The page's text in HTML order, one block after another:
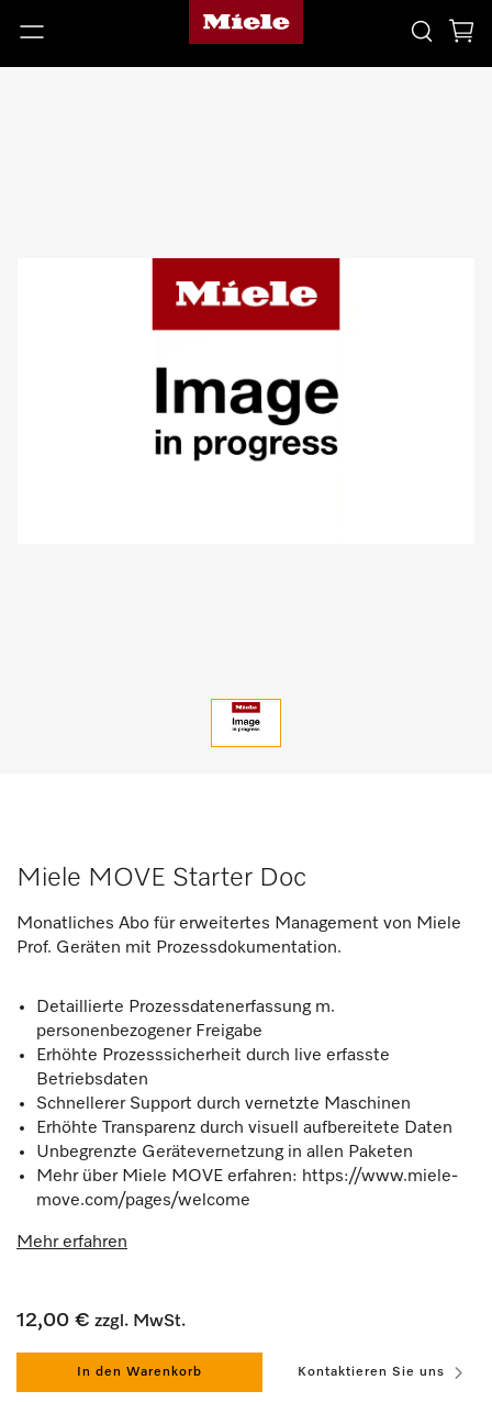
Miele MOVE Starter Doc
Monatliches Abo für erweitertes Management von Miele
Prof. Geräten mit Prozessdokumentation.
Detaillierte Prozessdatenerfassung m.
personenbezogener Freigabe
Erhöhte Prozesssicherheit durch live erfasste
Betriebsdaten
Schnellerer Support durch vernetzte Maschinen
Erhöhte Transparenz durch visuell aufbereitete Daten
Unbegrenzte Gerätevernetzung in allen Paketen
Mehr über Miele MOVE erfahren: https://www.miele-
move.com/pages/welcome
Mehr erfahren
12,00 € zzgl. MwSt.
In den Warenkorb Kontaktieren Sie uns